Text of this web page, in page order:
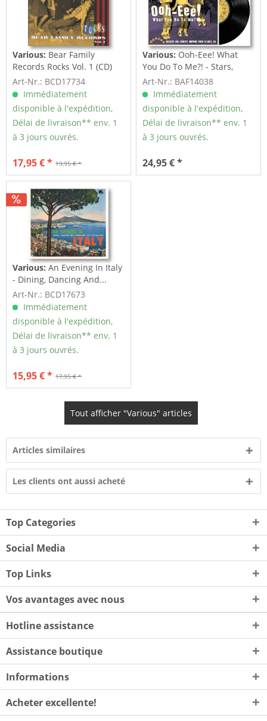
Various: Bear Family
Records Rocks Vol. 1 (CD)
Art-Nr.: BCD17734
Immédiatement
disponible à l'expédition,
Délai de livraison** env. 1
à 3 jours ouvrés.
19,95 € *
17,95 € *
Various: Ooh-Eee! What
You Do To Me?! - Stars,
Inc....
Art-Nr.: BAF14038
Immédiatement
disponible à l'expédition,
Délai de livraison** env. 1
à 3 jours ouvrés.
24,95 € *
Various: An Evening In Italy
- Dining, Dancing And...
Art-Nr.: BCD17673
Immédiatement
disponible à l'expédition,
Délai de livraison** env. 1
à 3 jours ouvrés.
17,95 € *
15,95 € *
Tout afficher "Various" articles
Articles similaires
Les clients ont aussi acheté
Top Categories
Social Media
Top Links
Vos avantages avec nous
Hotline assistance
Assistance boutique
Informations
Acheter excellente!